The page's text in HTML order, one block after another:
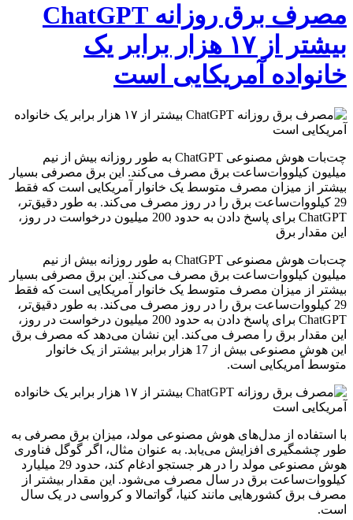
مصرف برق روزانه ChatGPT
بیشتر از ۱۷ هزار برابر یک
خانواده آمریکایی است
چت‌بات هوش مصنوعی ChatGPT به طور روزانه بیش از نیم
میلیون کیلووات‌ساعت برق مصرف می‌کند. این برق مصرفی بسیار
بیشتر از میزان مصرف متوسط یک خانوار آمریکایی است که فقط
29 کیلووات‌ساعت برق را در روز مصرف می‌کند. به طور دقیق‌تر،
ChatGPT برای پاسخ دادن به حدود 200 میلیون درخواست در روز،
این مقدار برق
چت‌بات هوش مصنوعی ChatGPT به طور روزانه بیش از نیم
میلیون کیلووات‌ساعت برق مصرف می‌کند. این برق مصرفی بسیار
بیشتر از میزان مصرف متوسط یک خانوار آمریکایی است که فقط
29 کیلووات‌ساعت برق را در روز مصرف می‌کند. به طور دقیق‌تر،
ChatGPT برای پاسخ دادن به حدود 200 میلیون درخواست در روز،
این مقدار برق را مصرف می‌کند. این نشان می‌دهد که مصرف برق
این هوش مصنوعی بیش از 17 هزار برابر بیشتر از یک خانوار
متوسط آمریکایی است.
با استفاده از مدل‌های هوش مصنوعی مولد، میزان برق مصرفی به
طور چشمگیری افزایش می‌یابد. به عنوان مثال، اگر گوگل فناوری
هوش مصنوعی مولد را در هر جستجو ادغام کند، حدود 29 میلیارد
کیلووات‌ساعت برق در سال مصرف می‌شود. این مقدار بیشتر از
مصرف برق کشورهایی مانند کنیا، گواتمالا و کرواسی در یک سال
است.